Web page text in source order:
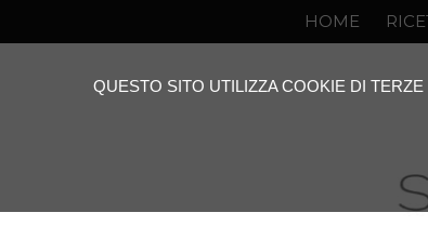
HOME
QUESTO SITO UTILIZZA COOKIE DI